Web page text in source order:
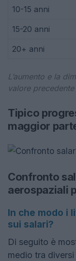
10-15 anni
15-20 anni
20+ anni
L’aumento e la
valore precedente
Tipico
maggior
Confronto
aerospaziali
In che modo i
sui salari?
Di seguito è
medio tra